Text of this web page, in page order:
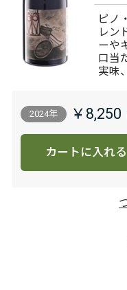
ピノ
レン
ーや
口当
実味
2024年 ￥8,250
カートに入れる